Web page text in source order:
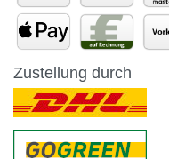
Zustellung durch